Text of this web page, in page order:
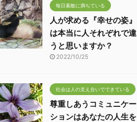
毎日素敵に満ちている
人が求める『幸せの姿』
は本当に人それぞれで違
うと思いますか？
2022/10/25
社会は人の支え合いでできている
尊重しあうコミュニケー
ションはあなたの人生を